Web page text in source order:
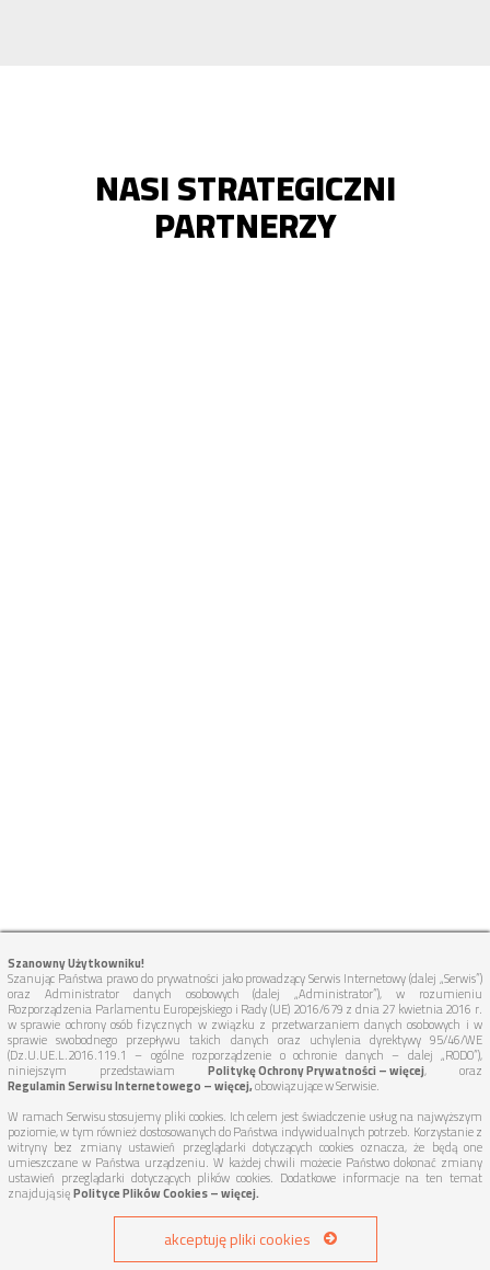
NASI STRATEGICZNI
PARTNERZY
TUTAJ DOJEDZIEMY:
Szanowny Użytkowniku!
Szanując Państwa prawo do prywatności jako prowadzący Serwis Internetowy (dalej „Serwis”)
oraz Administrator danych osobowych (dalej „Administrator”), w rozumieniu
Rozporządzenia Parlamentu Europejskiego i Rady (UE) 2016/679 z dnia 27 kwietnia 2016 r.
w sprawie ochrony osób fizycznych w związku z przetwarzaniem danych osobowych i w
sprawie swobodnego przepływu takich danych oraz uchylenia dyrektywy 95/46/WE
(Dz.U.UE.L.2016.119.1 – ogólne rozporządzenie o ochronie danych – dalej „RODO”),
niniejszym przedstawiam Politykę Ochrony Prywatności – więcej, oraz
Regulamin Serwisu Internetowego – więcej,obowiązujące w Serwisie.
W ramach Serwisu stosujemy pliki cookies. Ich celem jest świadczenie usług na najwyższym
poziomie, w tym również dostosowanych do Państwa indywidualnych potrzeb. Korzystanie z
witryny bez zmiany ustawień przeglądarki dotyczących cookies oznacza, że będą one
umieszczane w Państwa urządzeniu. W każdej chwili możecie Państwo dokonać zmiany
ustawień przeglądarki dotyczących plików cookies. Dodatkowe informacje na ten temat
znajdują sięPolityce Plików Cookies – więcej.
akceptuję pliki cookies